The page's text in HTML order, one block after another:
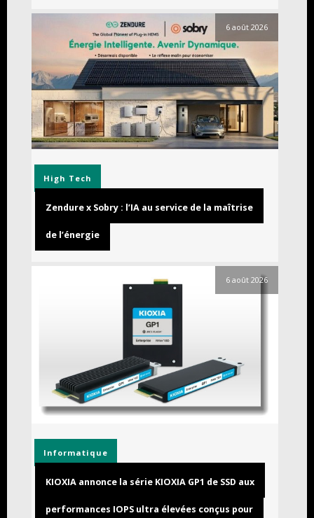
6 août 2026
High Tech
Zendure x Sobry : l’IA au service de la maîtrise
de l’énergie
6 août 2026
Informatique
KIOXIA annonce la série KIOXIA GP1 de SSD aux
performances IOPS ultra élevées conçus pour